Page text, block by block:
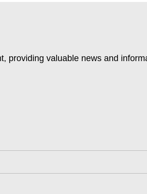
providing valuable news and